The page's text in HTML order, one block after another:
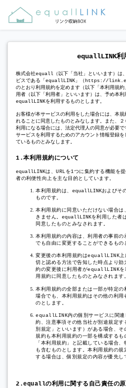
equallLINK利
株式会社equall （以下「当社」といいます）
ビスである「 equallLINK 」（https://
のとおり利用規約を定めます（以下「本利用規約
用者（以下「利用者」といいます）は、予め本利
equallLINKを利用するものとします。
お客様が本サービスの利用をした場合には、本
れることに同意したものとみなします。また、
利用になる場合には、法定代理人の同意が必要
サービスを利用するためのアカウント情報登録
ているものとみなします。
1.本利用規約について
equallLINKは、 URLを1つに集約する機能を
者の利便性向上を主な目的としています。
本利用規約は、 equallLINKおよびそ
ものです。
本利用規約に同意いただけない場合は、
きません。 equallLINKを利用した者
同意したものとみなされます。
本利用規約の内容は、利用者の事前
でも自由に変更することができるもの
変更後の本利用規約はequallLINK上
切と認める方法で告知した時点より
約の変更後に利用者がequallLINKを
用規約に同意したものとみなされます。
本利用規約の全部または一部が特定
場合でも、本利用規約はその他の利
のとします。
equallLINK内の個別サービスに関
約、注意事項その他当社が別途規定す
別規定」といいます）がある場合、
規約も本利用規約の一部を構成する
「本利用規約」と記載している場合
も含むものとします。本利用規約の
する場合は、個別規定の内容が優先し
2.equallの利用に関する自己責任の